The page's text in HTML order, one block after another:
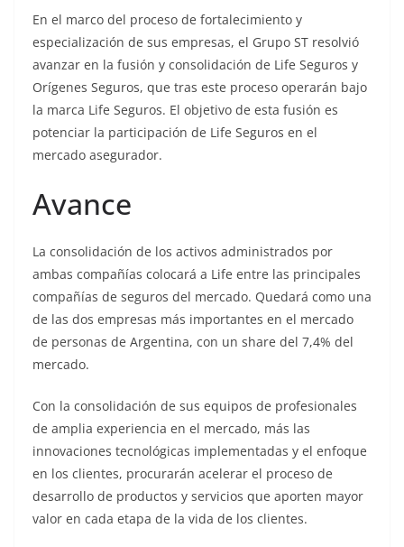
En el marco del proceso de fortalecimiento y
especialización de sus empresas, el Grupo ST resolvió
avanzar en la fusión y consolidación de Life Seguros y
Orígenes Seguros, que tras este proceso operarán bajo
la marca Life Seguros. El objetivo de esta fusión es
potenciar la participación de Life Seguros en el
mercado asegurador.
Avance
La consolidación de los activos administrados por
ambas compañías colocará a Life entre las principales
compañías de seguros del mercado. Quedará como una
de las dos empresas más importantes en el mercado
de personas de Argentina, con un share del 7,4% del
mercado.
Con la consolidación de sus equipos de profesionales
de amplia experiencia en el mercado, más las
innovaciones tecnológicas implementadas y el enfoque
en los clientes, procurarán acelerar el proceso de
desarrollo de productos y servicios que aporten mayor
valor en cada etapa de la vida de los clientes.